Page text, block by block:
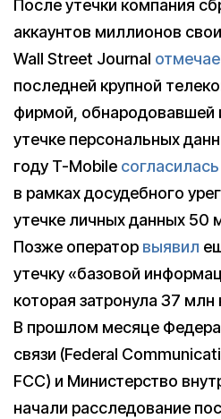
После утечки компания
аккаунтов миллионов
Wall Street Journal
последней крупной
фирмой,
утечке персональных
году T-Mobile согласилась
в рамках досудебного
утечке личных данных 50
Позже оператор выявил
утечку «базовой
которая затронула 37 млн
В прошлом месяце
связи (Federal
FCC) и Министерство
начали расследование